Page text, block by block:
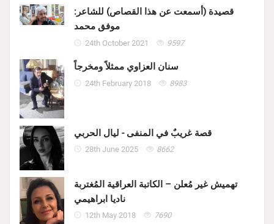
قصيدة (أسمعت عن هذا القصاص) للشاعر:
موفق محمد
24th October 2021 9597
سنان العزاوي ممثلاً ومخرجاً
24th February 2018 8983
قصة غريبٌ في المنفى - ليال الحربي
28th June 2025 8662
تهميش غير مُعلن – الكاتبة العراقية المُغتربة
ناديا ابراهيمي
12th May 2018 7690